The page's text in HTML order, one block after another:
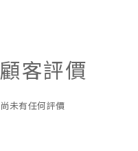
顧客評價
尚未有任何評價